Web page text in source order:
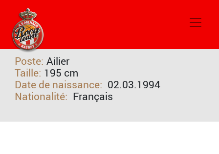
#22 Terry TARPEY
Poste: Ailier
Taille: 195 cm
Date de naissance: 02.03.1994
Nationalité: Français